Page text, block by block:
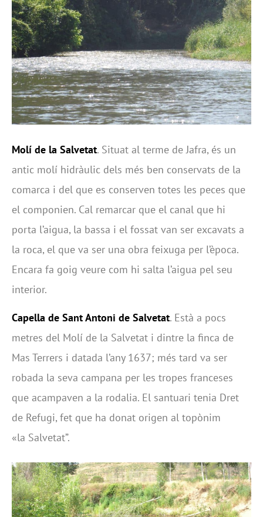
Molí de la Salvetat. Situat al terme de Jafra, és un
antic molí hidràulic dels més ben conservats de la
comarca i del que es conserven totes les peces que
el componien. Cal remarcar que el canal que hi
porta l’aigua, la bassa i el fossat van ser excavats a
la roca, el que va ser una obra feixuga per l’època.
Encara fa goig veure com hi salta l’aigua pel seu
interior.
Capella de Sant Antoni de Salvetat. Està a pocs
metres del Molí de la Salvetat i dintre la finca de
Mas Terrers i datada l’any 1637; més tard va ser
robada la seva campana per les tropes franceses
que acampaven a la rodalia. El santuari tenia Dret
de Refugi, fet que ha donat origen al topònim
«la Salvetat”.